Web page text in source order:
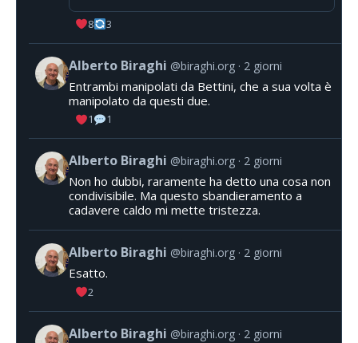
8 3
Alberto Biraghi @biraghi.org 2 giorni
Entrambi manipolati da Bettini, che a sua volta è
manipolato da questi due.
1 1
Alberto Biraghi @biraghi.org 2 giorni
Non ho dubbi, raramente ha detto una cosa non
condivisibile. Ma questo sbandieramento a
cadavere caldo mi mette tristezza.
Alberto Biraghi @biraghi.org 2 giorni
Esatto.
2
Alberto Biraghi @biraghi.org 2 giorni